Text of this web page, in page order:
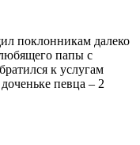
поклонникам далеко
папы с
к услугам
певца – 2